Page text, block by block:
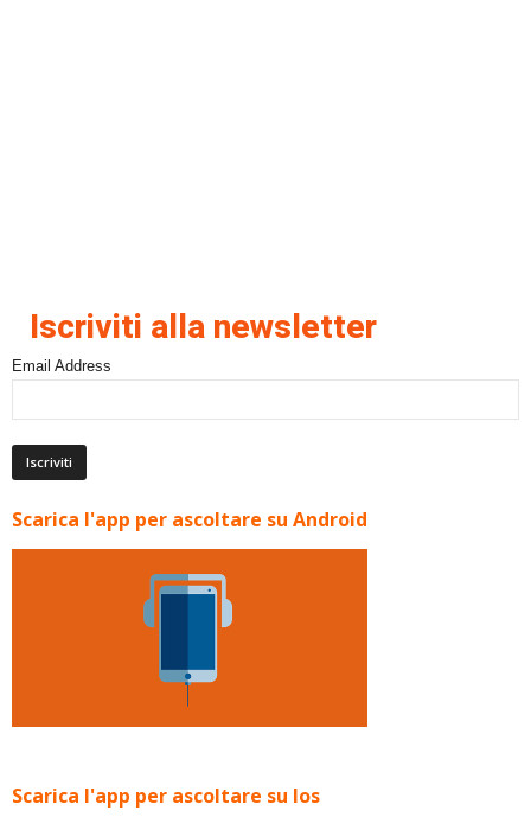
Iscriviti alla newsletter
Email Address
Scarica l'app per ascoltare su Android
Scarica l'app per ascoltare su Ios